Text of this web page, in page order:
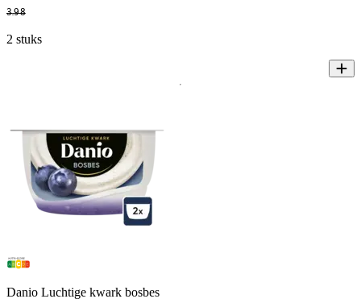
3.98
2 stuks
Danio Luchtige kwark bosbes